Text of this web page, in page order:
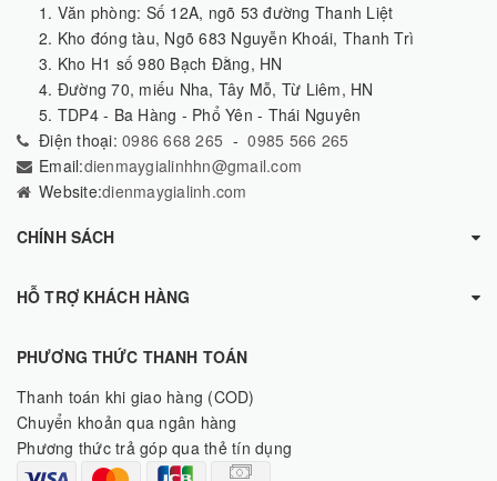
1. Văn phòng: Số 12A, ngõ 53 đường Thanh Liệt
2. Kho đóng tàu, Ngõ 683 Nguyễn Khoái, Thanh Trì
3. Kho H1 số 980 Bạch Đằng, HN
4. Đường 70, miếu Nha, Tây Mỗ, Từ Liêm, HN
5. TDP4 - Ba Hàng - Phổ Yên - Thái Nguyên
Điện thoại: 0986 668 265 -0985 566 265
Email:dienmaygialinhhn@gmail.com
Website:dienmaygialinh.com
CHÍNH SÁCH
HỖ TRỢ KHÁCH HÀNG
PHƯƠNG THỨC THANH TOÁN
Thanh toán khi giao hàng (COD)
Chuyển khoản qua ngân hàng
Phương thức trả góp qua thẻ tín dụng